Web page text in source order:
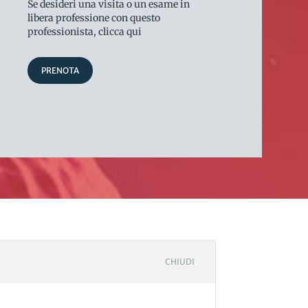
Se desideri una visita o un esame in
libera professione con questo
professionista, clicca qui
PRENOTA
CHIUDI